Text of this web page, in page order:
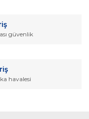
güvenlik
havalesi